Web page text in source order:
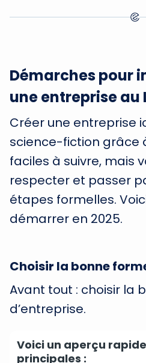
Démarches pour
une entreprise au
Créer une entreprise
science-fiction grâce
faciles à suivre, mais
respecter et passer
étapes formelles.
démarrer en 2025.
Choisir la bonne
Avant tout : choisir la
d’entreprise.
Voici un aperçu
principales :